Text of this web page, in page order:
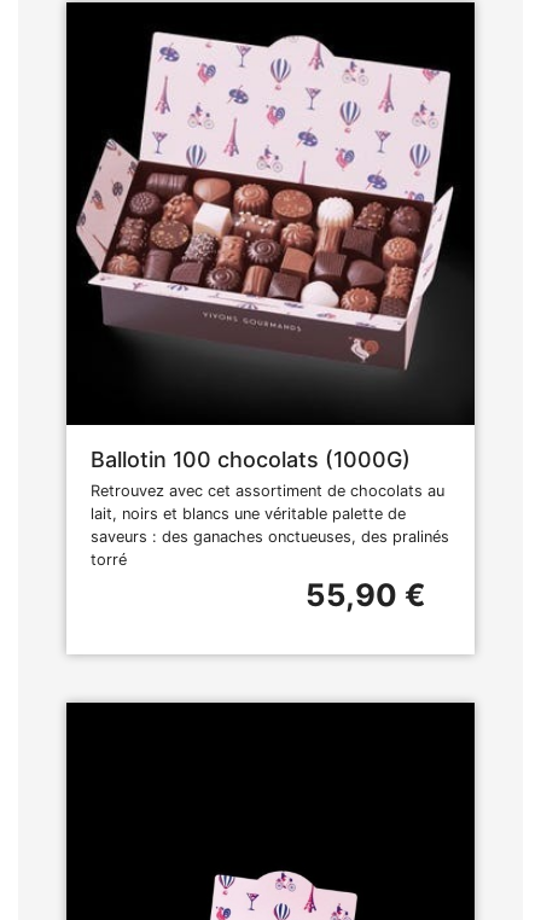
Ballotin 100 chocolats (1000G)
Retrouvez avec cet assortiment de chocolats au
lait, noirs et blancs une véritable palette de
saveurs : des ganaches onctueuses, des pralinés
torré
55,90 €